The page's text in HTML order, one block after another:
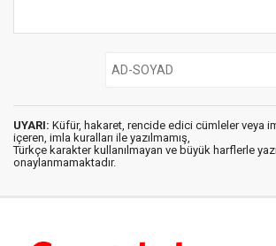
UYARI: Küfür, hakaret, rencide edici cümleler veya
içeren, imla kuralları ile yazılmamış,
Türkçe karakter kullanılmayan ve büyük harflerle
onaylanmamaktadır.